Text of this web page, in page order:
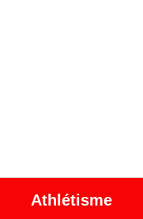
Athlétisme